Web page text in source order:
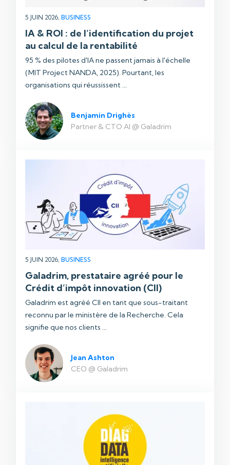
5 JUIN 2026, BUSINESS
IA & ROI : de l’identification du projet
au calcul de la rentabilité
95 % des pilotes d'IA ne passent jamais à l'échelle
(MIT Project NANDA, 2025). Pourtant, les
organisations qui réussissent ...
Benjamin Drighès
Partner & CTO AI @ Galadrim
5 JUIN 2026, BUSINESS
Galadrim, prestataire agréé pour le
Crédit d’impôt innovation (CII)
Galadrim est agréé CII en tant que sous-traitant
reconnu par le ministère de la Recherche. Cela
signifie que nos clients ...
Jean Ashton
CEO @ Galadrim